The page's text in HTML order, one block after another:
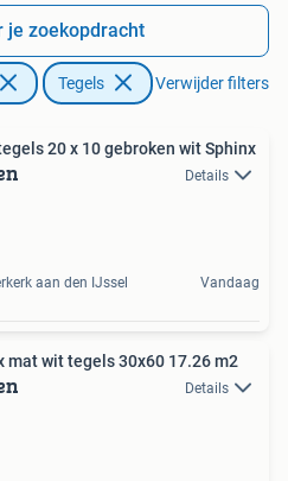
je zoekopdracht
Tegels Verwijder filters
20 x 10 gebroken wit Sphinx
Details
aan den IJssel Vandaag
mat wit tegels 30x60 17.26 m2
Details